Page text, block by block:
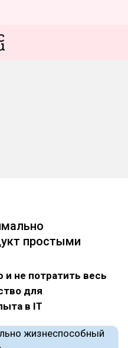
простыми
и не потратить весь
для
в IT